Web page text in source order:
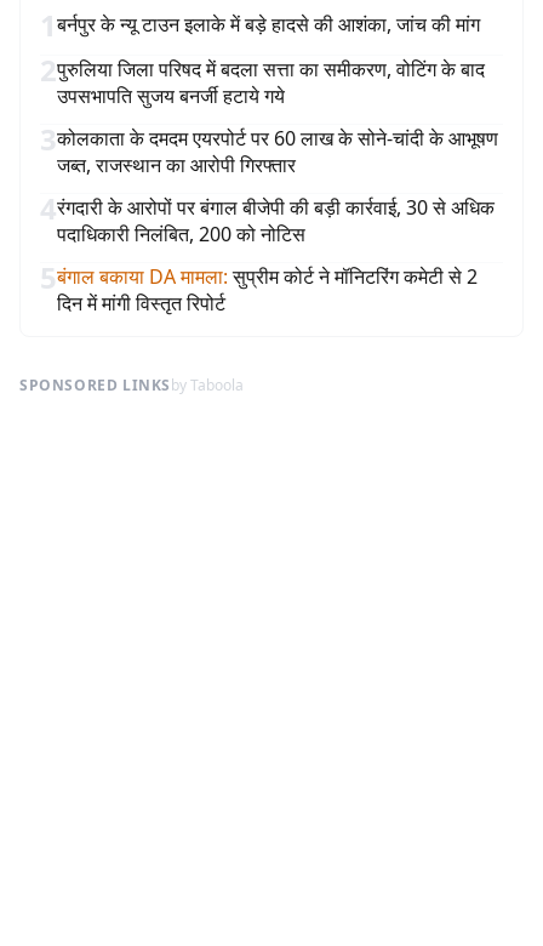
1बर्नपुर के न्यू टाउन इलाके में बड़े हादसे की आशंका, जांच की मांग
2पुरुलिया जिला परिषद में बदला सत्ता का समीकरण, वोटिंग के बाद
उपसभापति सुजय बनर्जी हटाये गये
3कोलकाता के दमदम एयरपोर्ट पर 60 लाख के सोने-चांदी के आभूषण
जब्त, राजस्थान का आरोपी गिरफ्तार
4रंगदारी के आरोपों पर बंगाल बीजेपी की बड़ी कार्रवाई, 30 से अधिक
पदाधिकारी निलंबित, 200 को नोटिस
5बंगाल बकाया DA मामला: सुप्रीम कोर्ट ने मॉनिटरिंग कमेटी से 2
दिन में मांगी विस्तृत रिपोर्ट
SPONSORED LINKSby Taboola